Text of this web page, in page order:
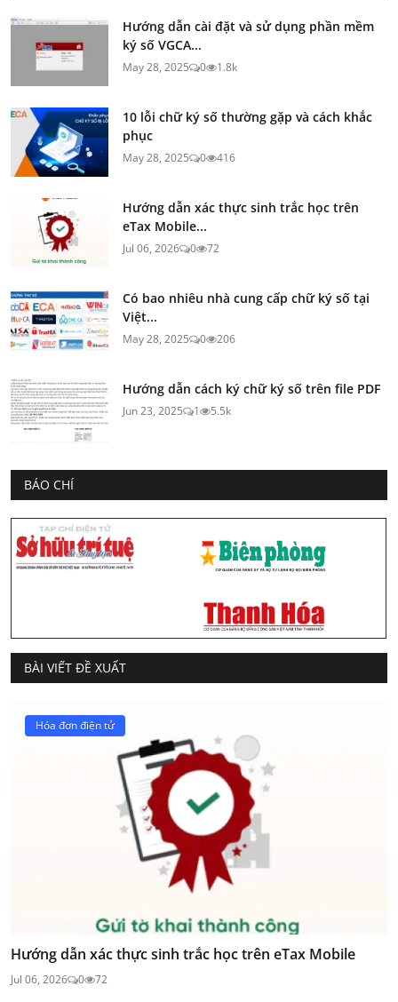
Hướng dẫn cài đặt và sử dụng phần mềm
ký số VGCA...
May 28, 2025 0 1.8k
10 lỗi chữ ký số thường gặp và cách khắc
phục
May 28, 2025 0 416
Hướng dẫn xác thực sinh trắc học trên
eTax Mobile...
Jul 06, 2026 0 72
Có bao nhiêu nhà cung cấp chữ ký số tại
Việt...
May 28, 2025 0 206
Hướng dẫn cách ký chữ ký số trên file PDF
Jun 23, 2025 1 5.5k
BÁO CHÍ
BÀI VIẾT ĐỀ XUẤT
Hóa đơn điện tử
Hướng dẫn xác thực sinh trắc học trên eTax Mobile
Jul 06, 2026 0 72